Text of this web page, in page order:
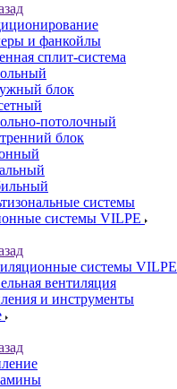
и фанкойлы
сплит-система
блок
потолочный
блок
системы
системы VILPE
системы VILPE
вентиляция
и инструменты